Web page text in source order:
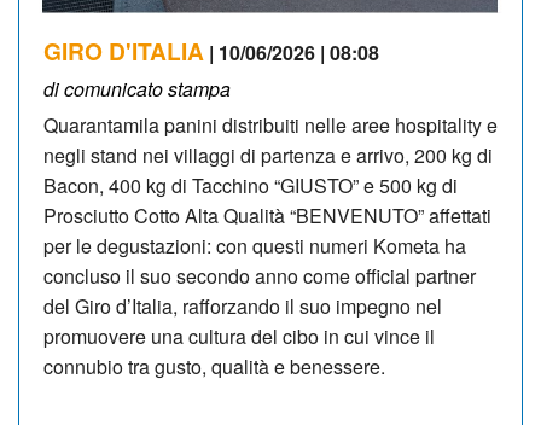
GIRO D'ITALIA | 10/06/2026 | 08:08
di comunicato stampa
Quarantamila panini distribuiti nelle aree hospitality e
negli stand nei villaggi di partenza e arrivo, 200 kg di
Bacon, 400 kg di Tacchino “GIUSTO” e 500 kg di
Prosciutto Cotto Alta Qualità “BENVENUTO” affettati
per le degustazioni: con questi numeri Kometa ha
concluso il suo secondo anno come official partner
del Giro d’Italia, rafforzando il suo impegno nel
promuovere una cultura del cibo in cui vince il
connubio tra gusto, qualità e benessere.